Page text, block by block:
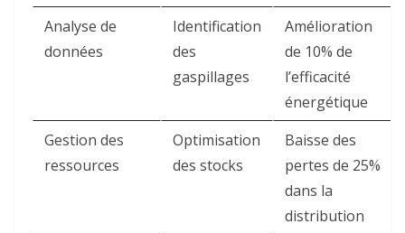
Analyse de
données
Identification
des
gaspillages
Amélioration
de 10% de
l’efficacité
énergétique
Gestion des
ressources
Optimisation
des stocks
Baisse des
pertes de 25%
dans la
distribution